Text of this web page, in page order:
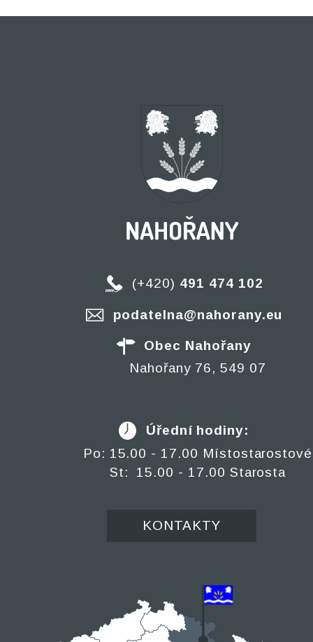
(+420) 491 474 102
podatelna@nahorany.eu
Obec Nahořany
Nahořany 76, 549 07
Úřední hodiny:
Po: 15.00 - 17.00 Místostarostové
St: 15.00 - 17.00 Starosta
KONTAKTY